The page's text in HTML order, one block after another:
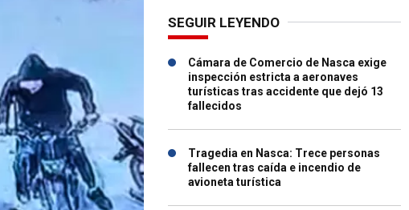
SEGUIR LEYENDO
Cámara de Comercio de Nasca exige
inspección estricta a aeronaves
turísticas tras accidente que dejó 13
fallecidos
Tragedia en Nasca: Trece personas
fallecen tras caída e incendio de
avioneta turística